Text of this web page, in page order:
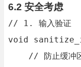
6.2 安全考虑
// 1. 输入验证
void
// 防止缓冲